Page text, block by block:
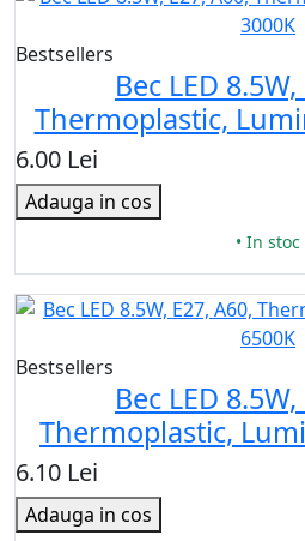
Bestsellers
Bec LED
Thermoplastic,
6.00 Lei
Adauga in cos
• In stoc
Bestsellers
Bec LED
Thermoplastic,
6.10 Lei
Adauga in cos